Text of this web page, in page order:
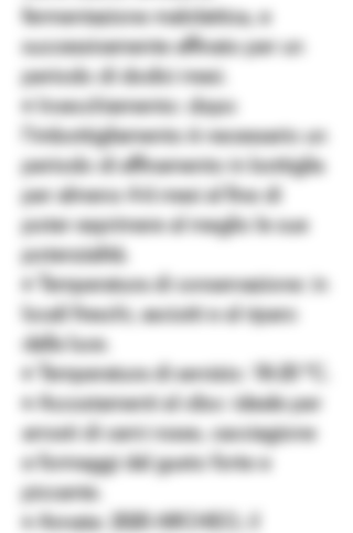
fermentazione malolattica, e
successivamente affinato per un
periodo di dodici mesi.
♦ Invecchiamento: dopo
l’imbottigliamento è necessario un
periodo di affinamento in bottiglia
per almeno 4-6 mesi al fine di
poter esprimere al meglio le sue
potenzialità.
♦ Temperatura di conservazione: in
locali freschi, asciutti e al riparo
dalla luce.
♦ Temperatura di servizio: 18-20 °C.
♦ Accostamenti al cibo: ideale per
arrosti di carni rosse, cacciagione
e formaggi dal gusto forte e
piccante.
♦ Annata: 2020 ARCHEO, il